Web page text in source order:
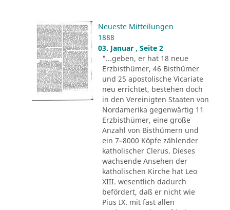
Neueste Mitteilungen
1888
03. Januar , Seite 2
"...geben, er hat 18 neue
Erzbisthümer, 46 Bisthümer
und 25 apostolische Vicariate
neu errichtet, bestehen doch
in den Vereinigten Staaten von
Nordamerika gegenwärtig 11
Erzbisthümer, eine große
Anzahl von Bisthümern und
ein 7–8000 Köpfe zählender
katholischer Clerus. Dieses
wachsende Ansehen der
katholischen Kirche hat Leo
XIII. wesentlich dadurch
befördert, daß er nicht wie
Pius IX. mit fast allen